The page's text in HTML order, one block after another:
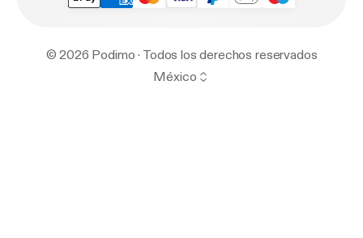
© 2026 Podimo · Todos los derechos reservados
México